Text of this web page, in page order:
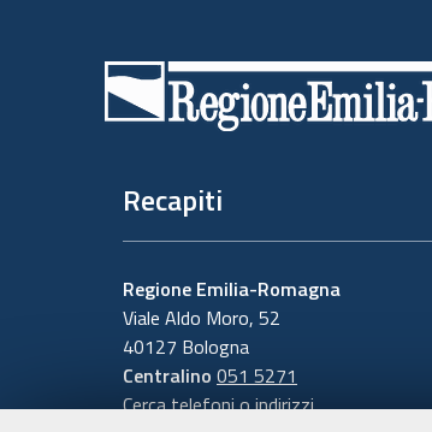
Recapiti
Regione Emilia-Romagna
Viale Aldo Moro, 52
40127 Bologna
Centralino 051 5271
Cerca telefoni o indirizzi